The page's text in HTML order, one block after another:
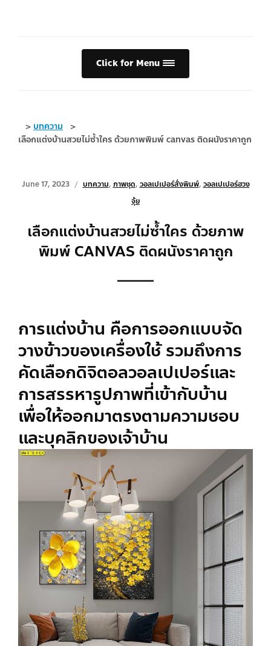
Click for Menu
> บทความ >
เลือกแต่งบ้านสวยไม่ซ้ำใคร ด้วยภาพพิมพ์ canvas ติดผนังราคาถูก
June 17, 2023 บทความ, ภาพชุด, วอลเปเปอร์สั่งพิมพ์, วอลเปเปอร์ฮวง
จุ้ย
เลือกแต่งบ้านสวยไม่ซ้ำใคร ด้วยภาพ
พิมพ์ CANVAS ติดผนังราคาถูก
การแต่งบ้าน คือการออกแบบจัด
วางข้าวของเครื่องใช้ รวมถึงการ
คัดเลือกดิจิตอลวอลเปเปอร์และ
การสรรหารูปภาพที่เข้ากับบ้าน
เพื่อให้ออกมาตรงตามความชอบ
และบุคลิกของเจ้าบ้าน